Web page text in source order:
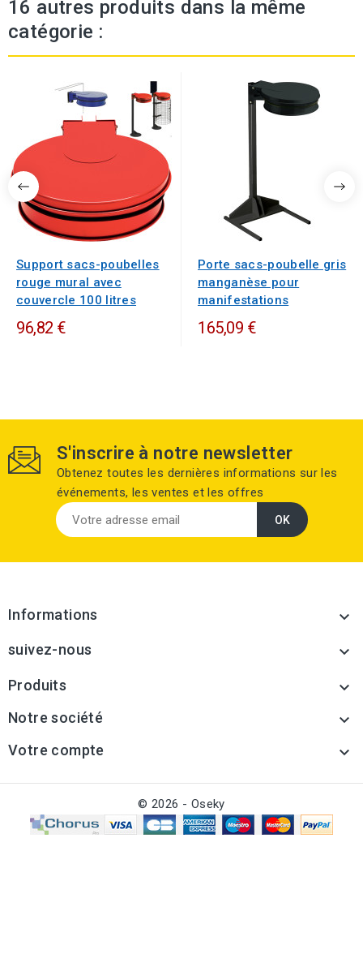
16 autres produits dans la même
catégorie :
Support sacs-poubelles
rouge mural avec
couvercle 100 litres
96,82 €
Porte sacs-poubelle gris
manganèse pour
manifestations
165,09 €
S'inscrire à notre newsletter
Obtenez toutes les dernières informations sur les
événements, les ventes et les offres
Informations 
suivez-nous 
Produits 
Notre société 
Votre compte 
© 2026 - Oseky